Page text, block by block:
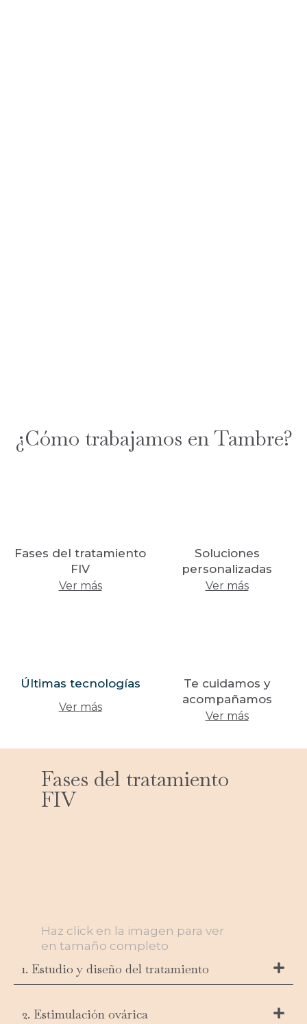
¿Cómo trabajamos en Tambre?
Fases del tratamiento
FIV
Ver más
Soluciones
personalizadas
Ver más
Últimas tecnologías
Ver más
Te cuidamos y
acompañamos
Ver más
Fases del tratamiento
FIV
Haz click en la imagen para ver
en tamaño completo
1. Estudio y diseño del tratamiento
2. Estimulación ovárica